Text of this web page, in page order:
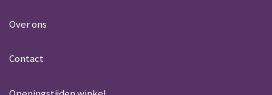
t
p
Over ons
Contact